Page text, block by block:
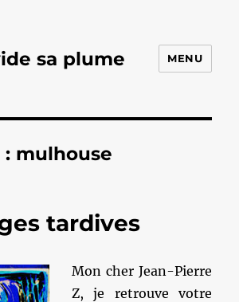
sa plume MENU
: mulhouse
tardives
Mon cher Jean-Pierre
Z, je retrouve votre